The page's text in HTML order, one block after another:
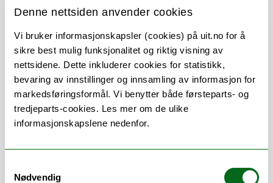
Denne nettsiden anvender cookies
Vi bruker informasjonskapsler (cookies) på uit.no for å
sikre best mulig funksjonalitet og riktig visning av
nettsidene. Dette inkluderer cookies for statistikk,
bevaring av innstillinger og innsamling av informasjon for
markedsføringsformål. Vi benytter både førsteparts- og
tredjeparts-cookies. Les mer om de ulike
informasjonskapslene nedenfor.
Nødvendig
Om Forskning og undervisning